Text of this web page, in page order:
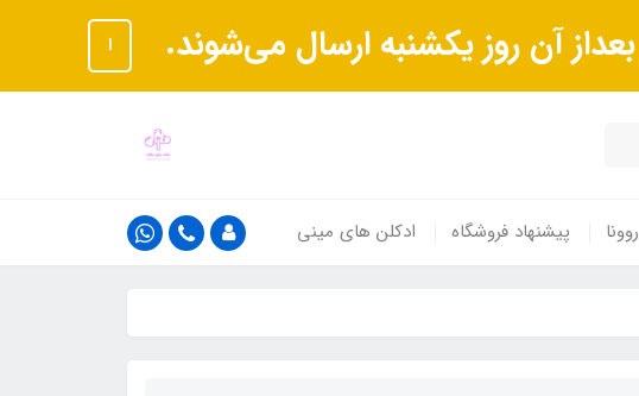
ا
روونا پیشنهاد فروشگاه ادکلن های مینی